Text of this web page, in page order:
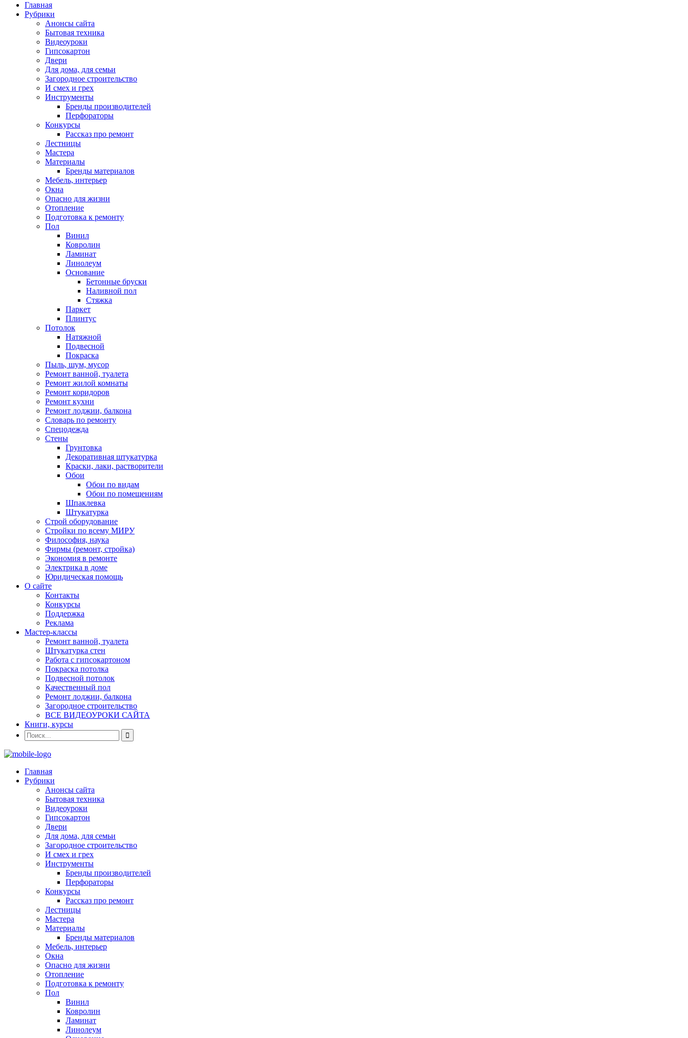
Главная
Рубрики
Анонсы сайта
Бытовая техника
Видеоуроки
Гипсокартон
Двери
Для дома, для семьи
Загородное строительство
И смех и грех
Инструменты
Бренды производителей
Перфораторы
Конкурсы
Рассказ про ремонт
Лестницы
Мастера
Материалы
Бренды материалов
Мебель, интерьер
Окна
Опасно для жизни
Отопление
Подготовка к ремонту
Пол
Винил
Ковролин
Ламинат
Линолеум
Основание
Бетонные бруски
Наливной пол
Стяжка
Паркет
Плинтус
Потолок
Натяжной
Подвесной
Покраска
Пыль, шум, мусор
Ремонт ванной, туалета
Ремонт жилой комнаты
Ремонт коридоров
Ремонт кухни
Ремонт лоджии, балкона
Словарь по ремонту
Спецодежда
Стены
Грунтовка
Декоративная штукатурка
Краски, лаки, растворители
Обои
Обои по видам
Обои по помещениям
Шпаклевка
Штукатурка
Строй оборудование
Стройки по всему МИРУ
Философия, наука
Фирмы (ремонт, стройка)
Экономия в ремонте
Электрика в доме
Юридическая помощь
О сайте
Контакты
Конкурсы
Поддержка
Реклама
Мастер-классы
Ремонт ванной, туалета
Штукатурка стен
Работа с гипсокартоном
Покраска потолка
Подвесной потолок
Качественный пол
Ремонт лоджии, балкона
Загородное строительство
ВСЕ ВИДЕОУРОКИ САЙТА
Книги, курсы
Главная
Рубрики
Анонсы сайта
Бытовая техника
Видеоуроки
Гипсокартон
Двери
Для дома, для семьи
Загородное строительство
И смех и грех
Инструменты
Бренды производителей
Перфораторы
Конкурсы
Рассказ про ремонт
Лестницы
Мастера
Материалы
Бренды материалов
Мебель, интерьер
Окна
Опасно для жизни
Отопление
Подготовка к ремонту
Пол
Винил
Ковролин
Ламинат
Линолеум